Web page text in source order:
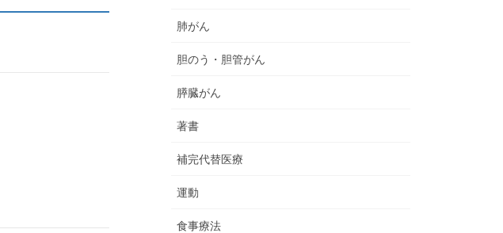
肺がん
胆のう・胆管がん
膵臓がん
著書
補完代替医療
運動
食事療法